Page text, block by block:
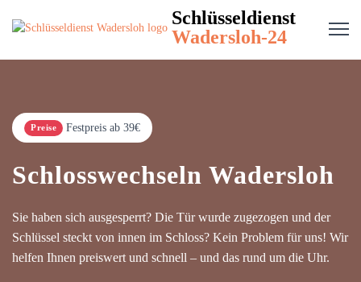
Schlüsseldienst
Wadersloh-24
Preise Festpreis ab 39€
Schlosswechseln Wadersloh
Sie haben sich ausgesperrt? Die Tür wurde zugezogen und der
Schlüssel steckt von innen im Schloss? Kein Problem für uns! Wir
helfen Ihnen preiswert und schnell – und das rund um die Uhr.